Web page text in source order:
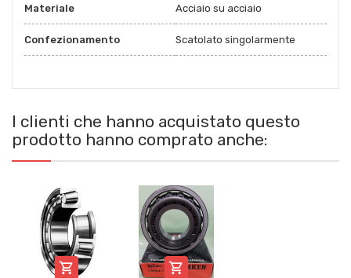
Materiale Acciaio su acciaio
Confezionamento Scatolato singolarmente
I clienti che hanno acquistato questo
prodotto hanno comprato anche:
 